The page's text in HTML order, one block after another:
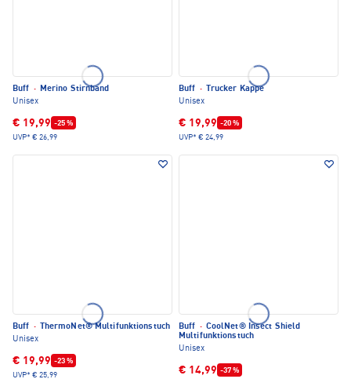
Buff · Merino Stirnband
Unisex
€ 19,99 -25 %
UVP* € 26,99
Buff ·
Trucker Kappe
Unisex
€ 19,99 -20 %
UVP* € 24,99
Buff ·
ThermoNet® Multifunktionstuch
Unisex
€ 19,99 -23 %
UVP* € 25,99
Buff · CoolNet® Insect Shield
Multifunktionstuch
Unisex
€ 14,99 -37 %